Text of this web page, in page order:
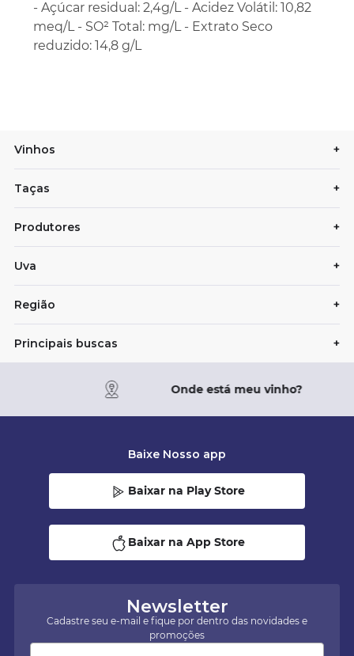
- Açúcar residual: 2,4g/L - Acidez Volátil: 10,82
meq/L - SO² Total: mg/L - Extrato Seco
reduzido: 14,8 g/L
Vinhos +
Taças +
Produtores +
Uva +
Região +
Principais buscas +
Onde está meu vinho?
Newsletter
Cadastre seu e-mail e fique por dentro das novidades e
promoções
Baixe Nosso app
Baixar na Play Store
Baixar na App Store